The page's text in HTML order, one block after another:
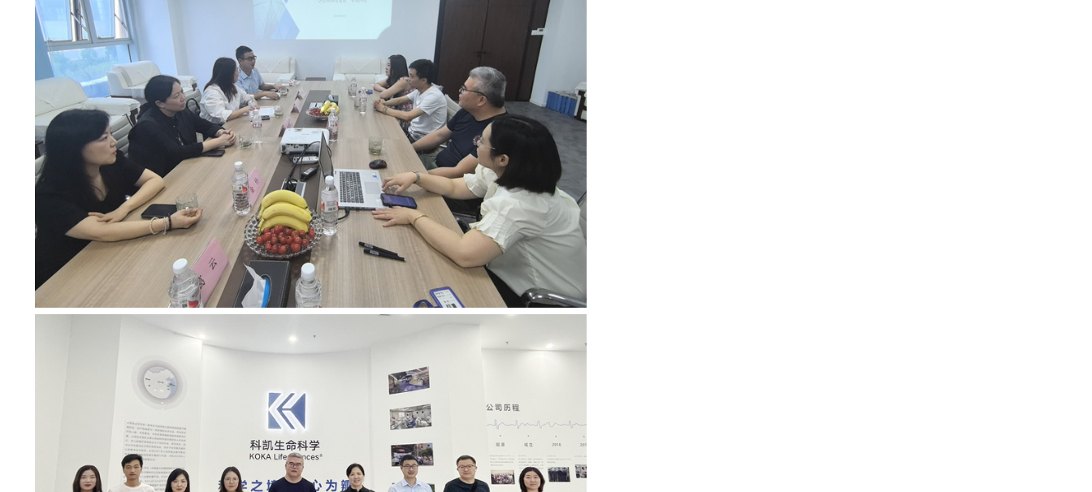
科建设、人才培养、办学特色以及学生就业实习情况做了介绍。双方就新质生产力背景下生物类人才培养和学生实习就业进行了重点讨论和交流，并签订了教学实践基地和就业实
生命科学学院党委副书记金玲、副院长袁卉华、综合办公室主任葛云、学生工作办公室主任冒永杰以及